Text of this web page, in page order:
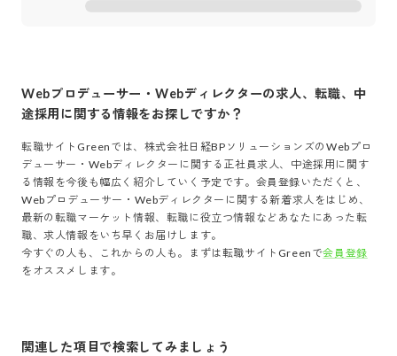
Webプロデューサー・Webディレクターの求人、転職、中
途採用に関する情報をお探しですか？
転職サイトGreenでは、 株式会社日経BPソリューションズのWebプロ
デューサー・Webディレクター に関する正社員求人、中途採用に関す
る情報を今後も幅広く紹介していく予定です。会員登録いただくと、
Webプロデューサー・Webディレクター に関する新着求人をはじめ、
最新の転職マーケット情報、転職に役立つ情報などあなたにあった転
職、求人情報をいち早くお届けします。
今すぐの人も、これからの人も。まずは転職サイトGreenで会員登録
をオススメします。
関連した項目で検索してみましょう